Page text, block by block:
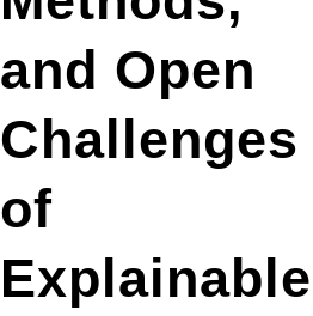
and Open
Challenges
of
Explainable